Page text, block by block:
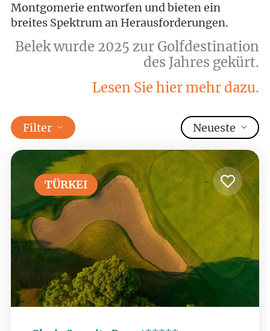
Montgomerie entworfen und bieten ein
breites Spektrum an Herausforderungen.
Belek wurde 2025 zur Golfdestination
des Jahres gekürt.
Lesen Sie hier mehr dazu.
Filter Neueste
TÜRKEI